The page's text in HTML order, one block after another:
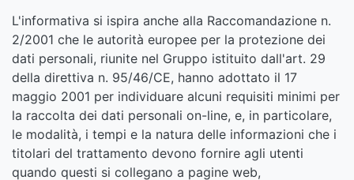
L'informativa si ispira anche alla Raccomandazione n.
2/2001 che le autorità europee per la protezione dei
dati personali, riunite nel Gruppo istituito dall'art. 29
della direttiva n. 95/46/CE, hanno adottato il 17
maggio 2001 per individuare alcuni requisiti minimi per
la raccolta dei dati personali on-line, e, in particolare,
le modalità, i tempi e la natura delle informazioni che i
titolari del trattamento devono fornire agli utenti
quando questi si collegano a pagine web,